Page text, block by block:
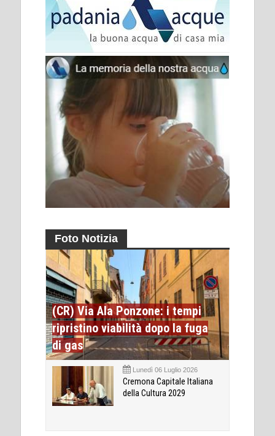
Foto Notizia
(CR) Via Ala Ponzone: i tempi
ripristino viabilità dopo la fuga
di gas
Lunedì 06 Luglio 2026
Cremona Capitale Italiana
della Cultura 2029